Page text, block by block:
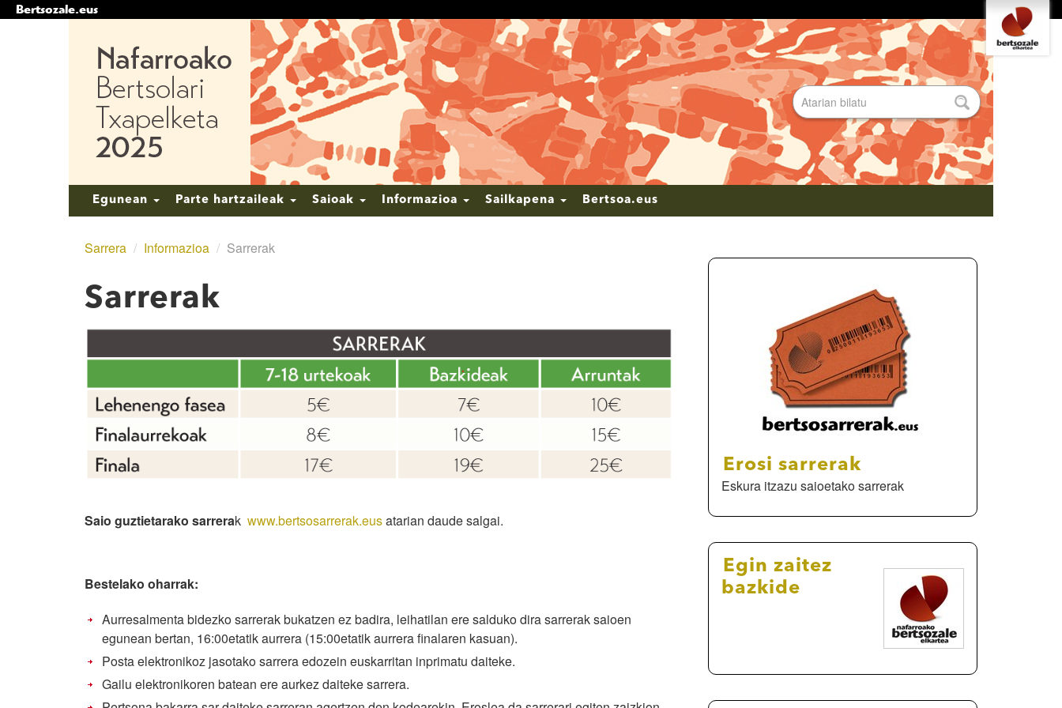
Bertsozale.eus
Salto
nabigazioara
Tresna
pertsonalak
Bilatu atarian
Bilaketa
aurreratua…
Nabigazioa
Egunean Parte hartzaileak Saioak Informazioa Sailkapena Bertsoa.eus
Sarrera / Informazioa / Sarrerak
Sarrerak
Saio guztietarako sarrerak www.bertsosarrerak.eusatarian daude salgai.
Bestelako oharrak:
Aurresalmenta bidezko sarrerak bukatzen ez badira, leihatilan ere salduko dira sarrerak saioen
egunean bertan, 16:00etatik aurrera (15:00etatik aurrera finalaren kasuan).
Posta elektronikoz jasotako sarrera edozein euskarritan inprimatu daiteke.
Gailu elektronikoren batean ere aurkez daiteke sarrera.
Erosi sarrerak
Eskura itzazu saioetako sarrerak
Egin zaitez
bazkide